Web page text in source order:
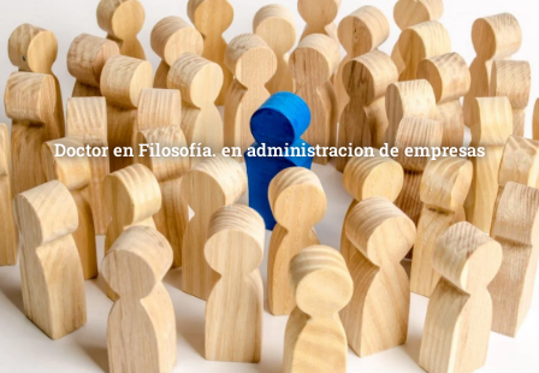
Doctor en Filosofía. en administracion de empresas